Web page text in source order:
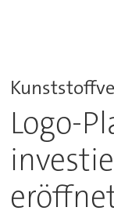
Logo-